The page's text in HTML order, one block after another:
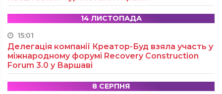
14 ЛИСТОПАДА
15:01
Делегація компанії Креатор-Буд взяла участь у
міжнародному форумі Recovery Construction
Forum 3.0 у Варшаві
8 СЕРПНЯ